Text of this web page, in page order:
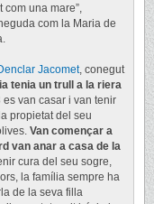
una mare”,
com la Maria de
Jacomet, conegut
tenia un trull a la riera
es van casar i van tenir
propietat del seu
Van començar a
van anar a casa de la
cura del seu sogre,
la família sempre ha
de la seva filla